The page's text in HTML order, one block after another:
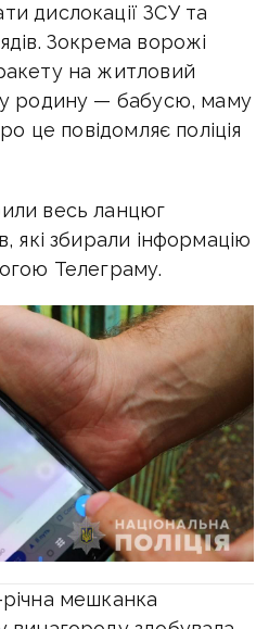
дислокації ЗСУ та
Зокрема ворожі
на житловий
родину — бабусю, маму
це повідомляє поліція
весь ланцюг
які збирали інформацію
Телеграму.
мешканка